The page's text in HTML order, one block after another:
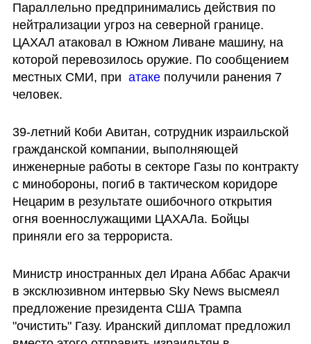
Параллельно предпринимались действия по
нейтрализации угроз на северной границе.
ЦАХАЛ атаковал в Южном Ливане машину, на
которой перевозилось оружие. По сообщением
местных СМИ, при атаке получили ранения 7
человек.
39-летний Коби Авитан, сотрудник израильской
гражданской компании, выполняющей
инженерные работы в секторе Газы по контракту
с минобороны, погиб в тактическом коридоре
Нецарим в результате ошибочного открытия
огня военнослужащими ЦАХАЛа. Бойцы
приняли его за террориста.
Министр иностранных дел Ирана Аббас Аракчи
в эксклюзивном интервью Sky News высмеял
предложение президента США Трампа
"очистить" Газу. Иранский дипломат предложил